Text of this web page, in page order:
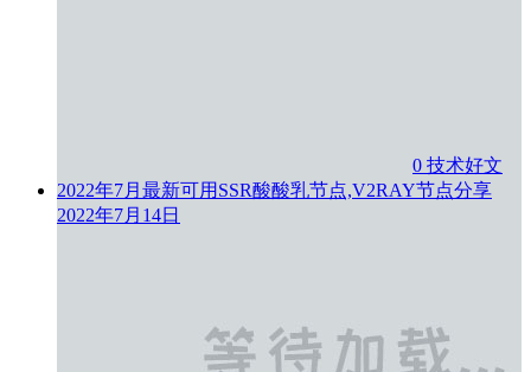
0 技术好文
2022年7月最新可用SSR酸酸乳节点,V2RAY节点分享
2022年7月14日